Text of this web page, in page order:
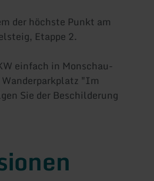
der höchste Punkt am
Etappe 2.
einfach in Monschau-
"Im
Sie der Beschilderung